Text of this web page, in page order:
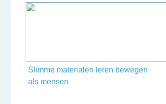
Slimme materialen leren bewegen
als mensen